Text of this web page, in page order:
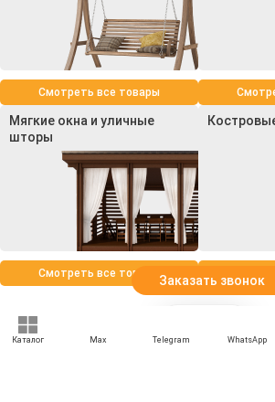
Смотреть все товары
Мягкие окна и уличные
шторы
Смотреть все товары Заказать звонок
Каталог Max Telegram WhatsApp